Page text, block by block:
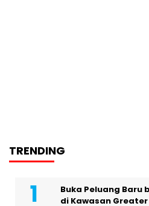
TRENDING
Buka Peluang Baru
di Kawasan